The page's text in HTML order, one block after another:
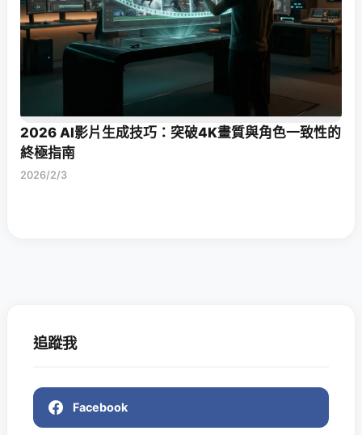
2026 AI影片生成技巧：突破4K畫質與角色一致性的
終極指南
2026/2/3
追蹤我
Facebook